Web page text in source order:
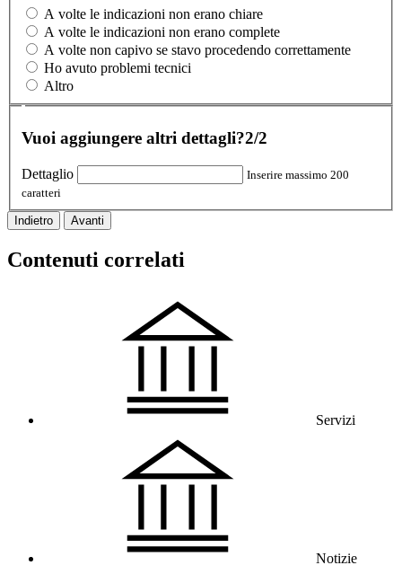
A volte le indicazioni non erano chiare
A volte le indicazioni non erano complete
A volte non capivo se stavo procedendo correttamente
Ho avuto problemi tecnici
Altro
Vuoi aggiungere altri dettagli?2/2
Dettaglio
Inserire massimo 200
caratteri
Indietro Avanti
Contenuti correlati
Servizi
Notizie